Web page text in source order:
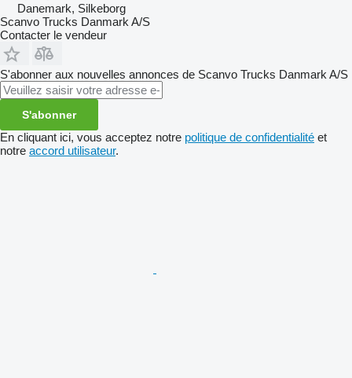
Danemark, Silkeborg
Scanvo Trucks Danmark A/S
Contacter le vendeur
S'abonner aux nouvelles annonces de Scanvo Trucks Danmark A/S
S'abonner
En cliquant ici, vous acceptez notre politique de confidentialité et
notre accord utilisateur.